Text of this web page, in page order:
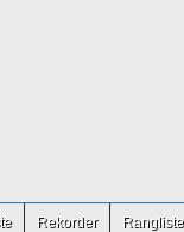
Rekorder